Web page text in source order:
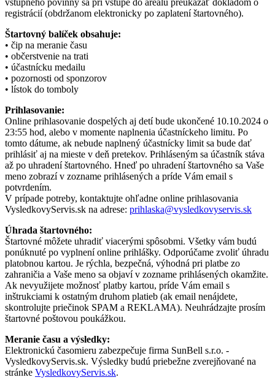
vstupného povinný sa pri vstupe do areálu preukázať dokladom o
registrácií (obdržanom elektronicky po zaplatení štartovného).
Štartovný balíček obsahuje:
• čip na meranie času
• občerstvenie na trati
• účastnícku medailu
• pozornosti od sponzorov
• lístok do tomboly
Prihlasovanie:
Online prihlasovanie dospelých aj detí bude ukončené 10.10.2024 o
23:55 hod, alebo v momente naplnenia účastníckeho limitu. Po
tomto dátume, ak nebude naplnený účastnícky limit sa bude dať
prihlásiť aj na mieste v deň pretekov. Prihláseným sa účastník stáva
až po uhradení štartovného. Hneď po uhradení štartovného sa Vaše
meno zobrazí v zozname prihlásených a príde Vám email s
potvrdením.
V prípade potreby, kontaktujte ohľadne online prihlasovania
VysledkovyServis.sk na adrese: prihlaska@vysledkovyservis.sk
Úhrada štartovného:
Štartovné môžete uhradiť viacerými spôsobmi. Všetky vám budú
ponúknuté po vyplnení online prihlášky. Odporúčame zvoliť úhradu
platobnou kartou. Je rýchla, bezpečná, výhodná pri platbe zo
zahraničia a Vaše meno sa objaví v zozname prihlásených okamžite.
Ak nevyužijete možnosť platby kartou, príde Vám email s
inštrukciami k ostatným druhom platieb (ak email nenájdete,
skontrolujte priečinok SPAM a REKLAMA). Neuhrádzajte prosím
štartovné poštovou poukážkou.
Meranie času a výsledky:
Elektronickú časomieru zabezpečuje firma SunBell s.r.o. -
VysledkovyServis.sk. Výsledky budú priebežne zverejňované na
stránke VysledkovyServis.sk.